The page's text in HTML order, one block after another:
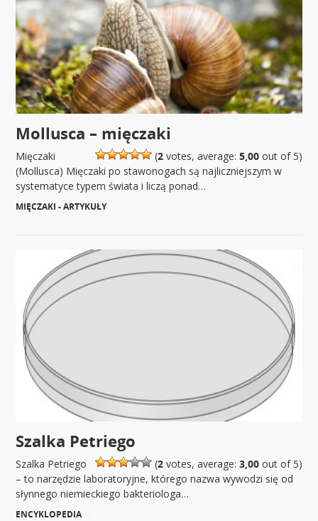
Mollusca – mięczaki
(2votes, average: 5,00out of 5)
Mięczaki
(Mollusca) Mięczaki po stawonogach są najliczniejszym w
systematyce typem świata i liczą ponad…
MIĘCZAKI - ARTYKUŁY
Szalka Petriego
(2votes, average: 3,00out of 5)
Szalka Petriego
– to narzędzie laboratoryjne, którego nazwa wywodzi się od
słynnego niemieckiego bakteriologa…
ENCYKLOPEDIA